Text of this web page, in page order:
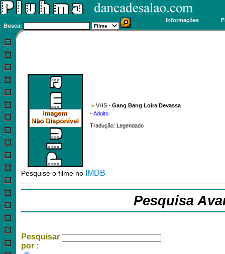
Busca:
Informações
VHS - Gang Bang Loira Devassa
- Adulto
Tradução: Legendado
Pesquise o filme no IMDB
Pesquisa
Pesquisar
por :